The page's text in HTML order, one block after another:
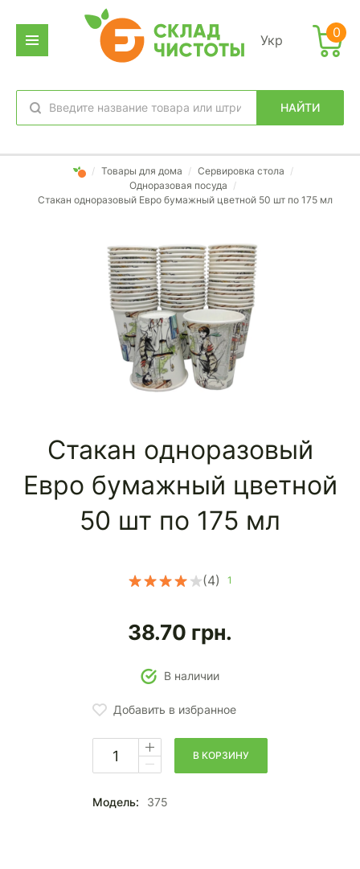
Укр
НАЙТИ
избранное вход
0
/ Товары для дома / Сервировка стола /
Одноразовая посуда /
Стакан одноразовый Евро бумажный цветной 50 шт по 175 мл
Стакан одноразовый
Евро бумажный цветной
50 шт по 175 мл
(4) 1
38.70 грн.
В наличии
Добавить в избранное
В КОРЗИНУ
Модель: 375